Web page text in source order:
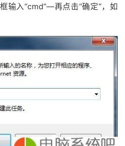
输入“cmd”—再点击“确定”，如